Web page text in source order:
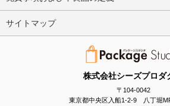
株式会社シーズプロダ
〒104-0042
東京都中央区入船1-2-9 八丁堀
サイトマップ